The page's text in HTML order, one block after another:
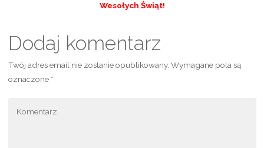
Wesołych Świąt!
Dodaj komentarz
Twój adres email nie zostanie opublikowany. Wymagane pola są
oznaczone *